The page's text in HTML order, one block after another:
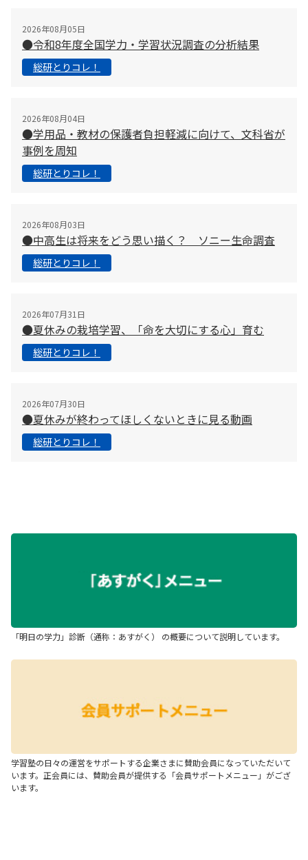
2026年08月05日
●令和8年度全国学力・学習状況調査の分析結果
総研とりコレ！
2026年08月04日
●学用品・教材の保護者負担軽減に向けて、文科省が
事例を周知
総研とりコレ！
2026年08月03日
●中高生は将来をどう思い描く？ ソニー生命調査
総研とりコレ！
2026年07月31日
●夏休みの栽培学習、「命を大切にする心」育む
総研とりコレ！
2026年07月30日
●夏休みが終わってほしくないときに見る動画
総研とりコレ！
「明日の学力」診断（通称：あすがく） の概要について説明しています。
学習塾の日々の運営をサポートする企業さまに賛助会員になっていただいて
います。正会員には、賛助会員が提供する「会員サポートメニュー」がござ
います。